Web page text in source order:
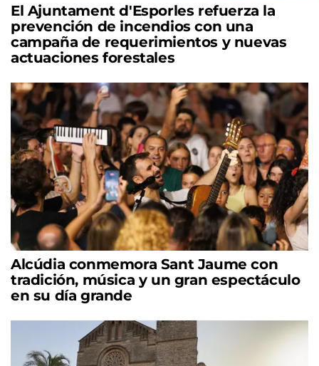
El Ajuntament d'Esporles refuerza la
prevención de incendios con una
campaña de requerimientos y nuevas
actuaciones forestales
Alcúdia conmemora Sant Jaume con
tradición, música y un gran espectáculo
en su día grande